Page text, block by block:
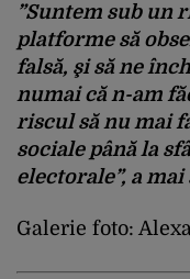
”Suntem sub un
platforme să
falsă, şi să ne
numai că n-am
riscul să nu mai
sociale până la
electorale”, a mai
Galerie foto: